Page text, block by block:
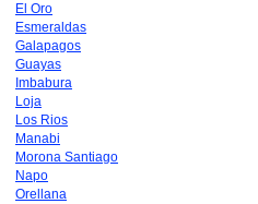
El Oro
Esmeraldas
Galapagos
Guayas
Imbabura
Loja
Los Rios
Manabi
Morona Santiago
Napo
Orellana